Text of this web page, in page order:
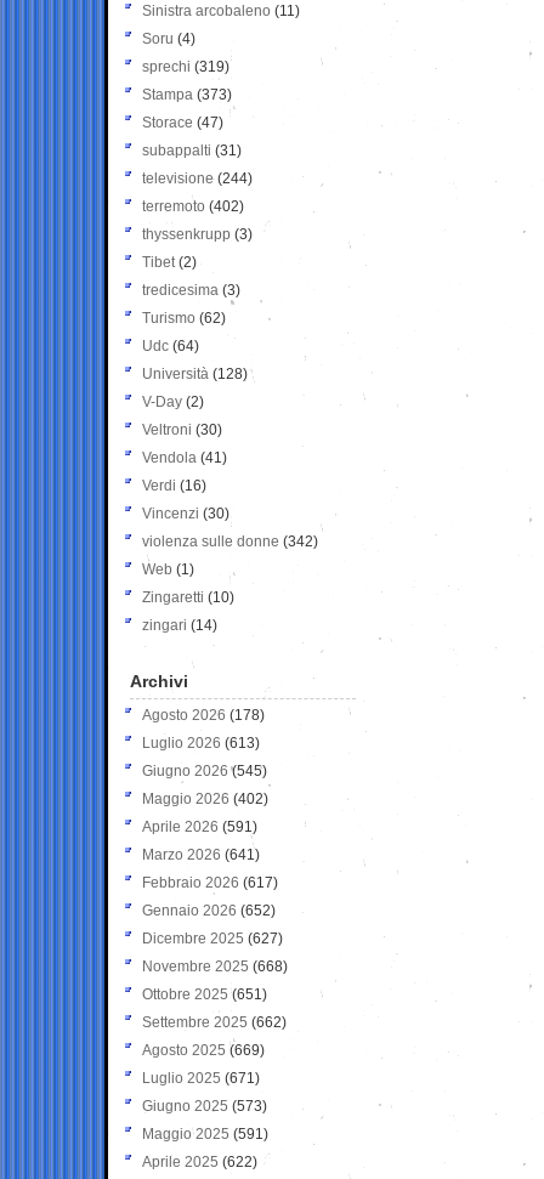
Sinistra arcobaleno (11)
Soru (4)
sprechi (319)
Stampa (373)
Storace (47)
subappalti (31)
televisione(244)
terremoto (402)
thyssenkrupp (3)
Tibet(2)
tredicesima (3)
Turismo (62)
Udc (64)
Università (128)
V-Day (2)
Veltroni (30)
Vendola (41)
Verdi (16)
Vincenzi (30)
violenza sulle donne (342)
Web (1)
Zingaretti (10)
zingari (14)
Archivi
Agosto 2026 (178)
Luglio 2026 (613)
Giugno 2026 (545)
Maggio 2026 (402)
Aprile 2026 (591)
Marzo 2026 (641)
Febbraio 2026 (617)
Gennaio 2026 (652)
Dicembre 2025 (627)
Novembre 2025 (668)
Ottobre 2025 (651)
Settembre 2025 (662)
Agosto 2025 (669)
Luglio 2025 (671)
Giugno 2025 (573)
Maggio 2025 (591)
Aprile 2025 (622)